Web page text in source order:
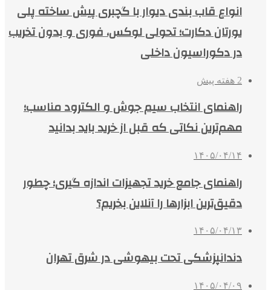
انواع قاب بندی دیوار با گچبری پیش ساخته پلی
یورتان دکارت؛ تحولی لوکس، فوری و بدون تخریب
در دکوراسیون داخلی
2 هفته پیش
راهنمای انتخاب سیم جوش و الکترود مناسب؛
مهم‌ترین نکاتی که قبل از خرید باید بدانید
۱۴۰۵/۰۴/۱۴
راهنمای جامع خرید تجهیزات اندازه گیری؛ چطور
دقیق‌ترین ابزارها را آنلاین بخریم؟
۱۴۰۵/۰۴/۱۳
دندانپزشکی تحت بیهوشی در شرق تهران
۱۴۰۵/۰۴/۰۹